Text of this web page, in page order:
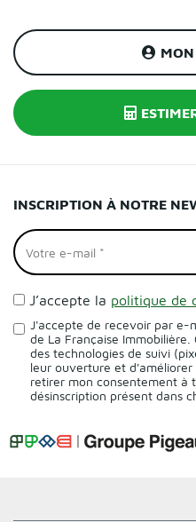
INSCRIPTION À NOTRE
J’accepte la politique de
J'accepte de recevoir par e-
de La Française
des technologies de suivi
leur ouverture et d'améliorer
retirer mon consentement à
désinscription présent dans